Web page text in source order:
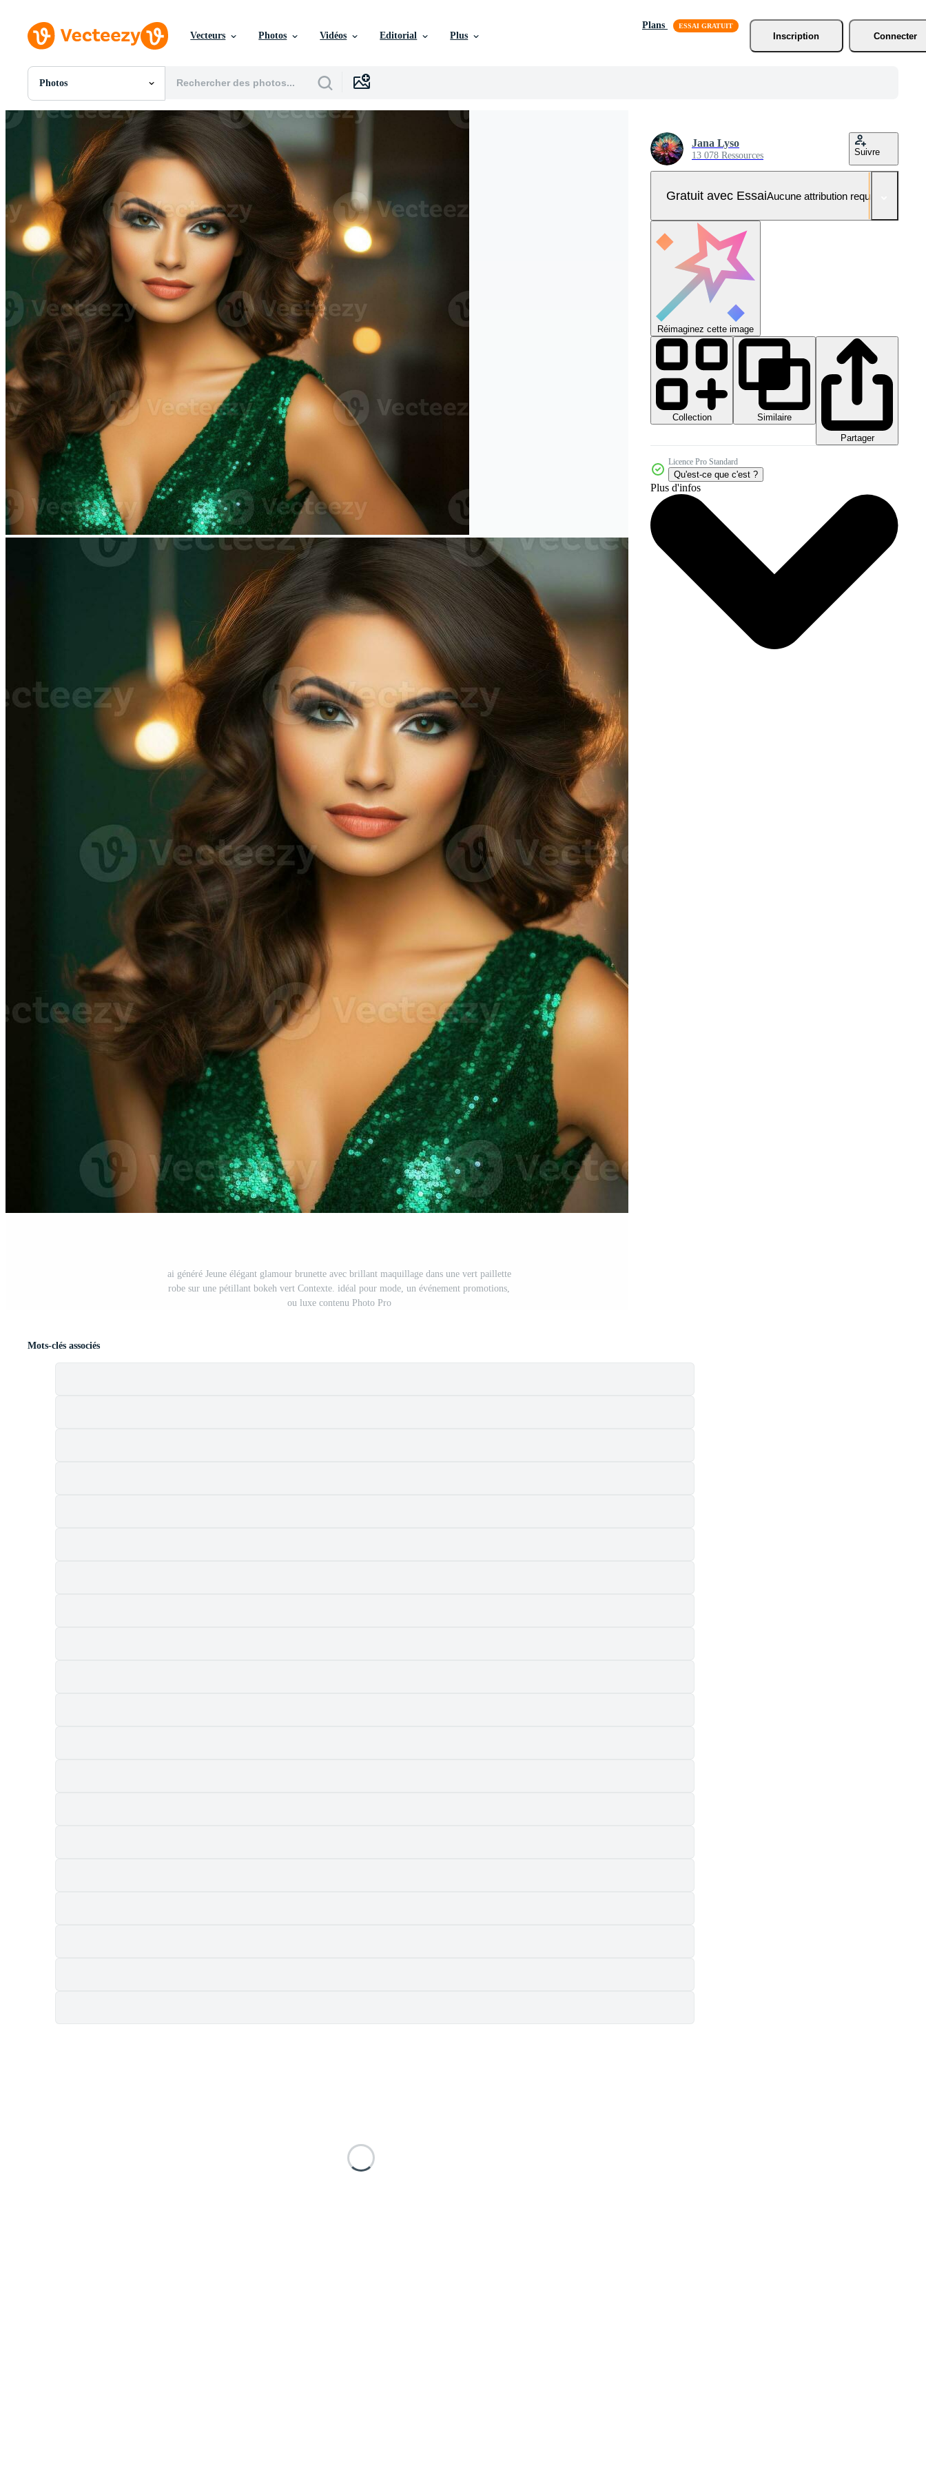
Vecteurs Photos Vidéos Editorial Plus
Plans
Inscription
Connecter
Photos
Toutes Images
Photos
SVGs
Modèles
Vecteurs
Vidéos
Motion graphics
Images Éditoriales
Événements Éditoriaux
ai généré Jeune élégant glamour brunette avec brillant maquillage dans une vert paillette
robe sur une pétillant bokeh vert Contexte. idéal pour mode, un événement promotions,
ou luxe contenu Photo Pro
Jana Lyso
13 078 Ressources Suivre
Gratuit avec EssaiAucune attribution requise
Réimaginez cette image
Collection
Similaire
Partager
Licence Pro Standard
Qu'est-ce que c'est ?
Plus d'infos
Mots-clés associés